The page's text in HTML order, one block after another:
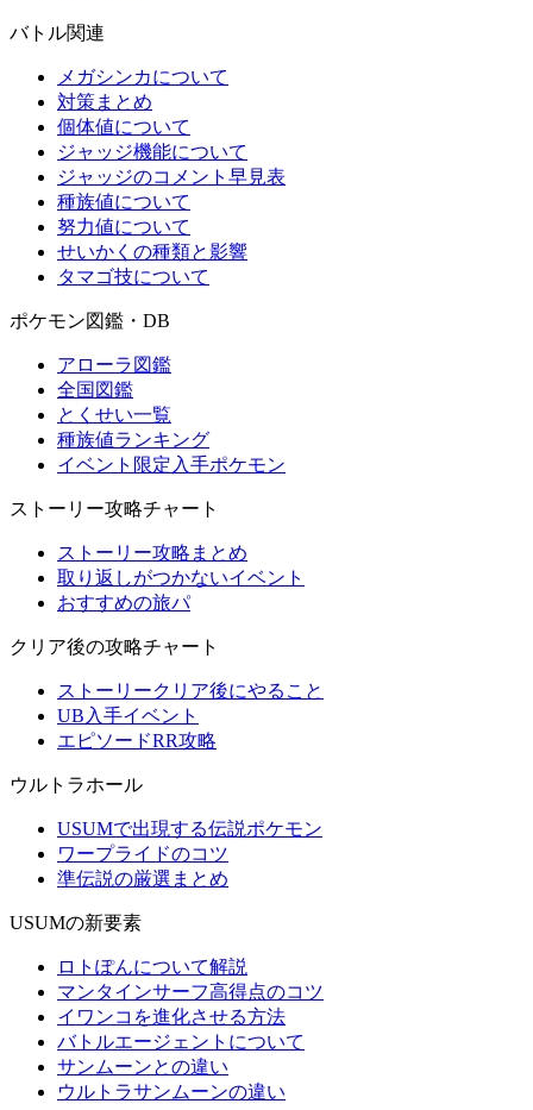
バトル関連
メガシンカについて
対策まとめ
個体値について
ジャッジ機能について
ジャッジのコメント早見表
種族値について
努力値について
せいかくの種類と影響
タマゴ技について
ポケモン図鑑・DB
アローラ図鑑
全国図鑑
とくせい一覧
種族値ランキング
イベント限定入手ポケモン
ストーリー攻略チャート
ストーリー攻略まとめ
取り返しがつかないイベント
おすすめの旅パ
クリア後の攻略チャート
ストーリークリア後にやること
UB入手イベント
エピソードRR攻略
ウルトラホール
USUMで出現する伝説ポケモン
ワープライドのコツ
準伝説の厳選まとめ
USUMの新要素
ロトぽんについて解説
マンタインサーフ高得点のコツ
イワンコを進化させる方法
バトルエージェントについて
サンムーンとの違い
ウルトラサンムーンの違い